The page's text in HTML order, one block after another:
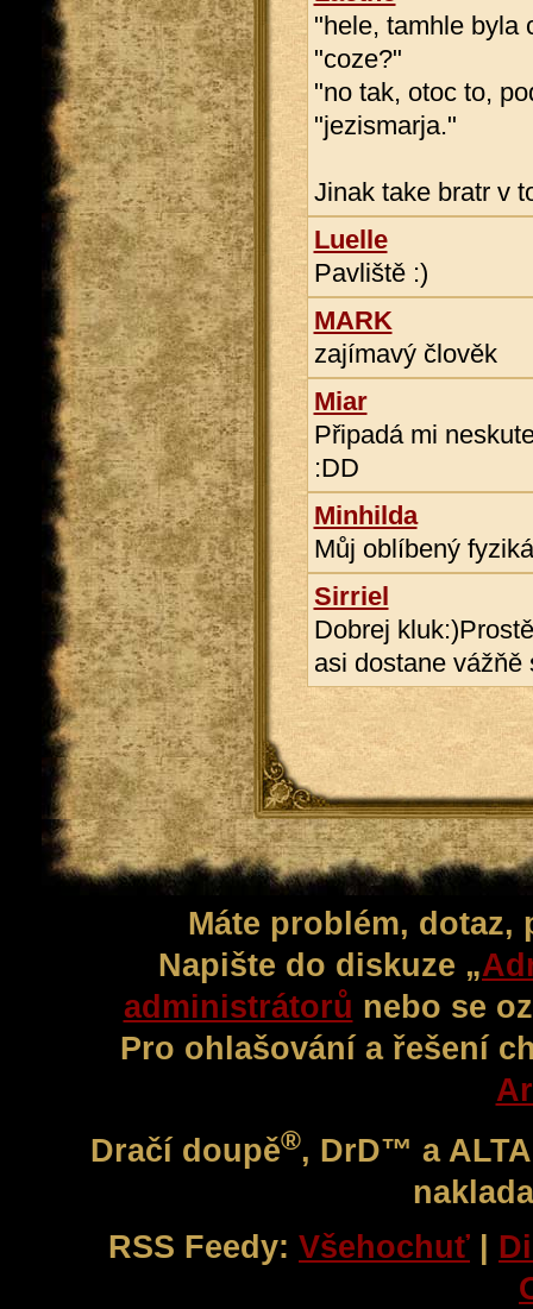
"hele, tamhle byla
"coze?"
"no tak, otoc to,
"jezismarja."
Jinak take bratr v
Luelle
Pavliště :)
MARK
zajímavý člověk
Miar
Připadá mi
:DD
Minhilda
Můj oblíbený
Sirriel
Dobrej
asi dostane
Máte problém,
Napište do diskuze „
administrátorů nebo se
Pro ohlašování a řešení
Dračí doupě®, DrD™ a
RSS Feedy: Všehochuť